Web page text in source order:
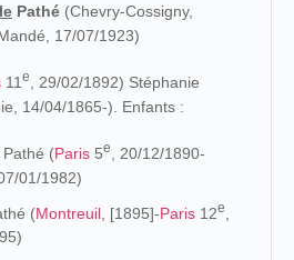
Pathé (Chevry-Cossigny,
17/07/1923)
11 e
, 29/02/1892) Stéphanie
14/04/1865-). Enfants :
Pathé (Paris 5e
, 20/12/1890-
01/1982)
(Montreuil , [1895]-Paris 12e